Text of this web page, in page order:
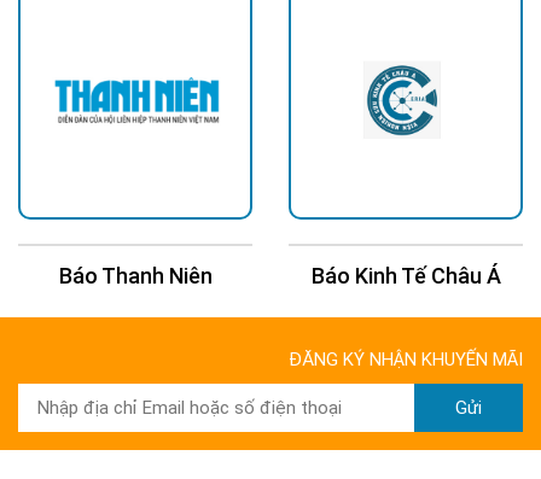
Báo Thanh Niên Báo Kinh Tế Châu Á
ĐĂNG KÝ NHẬN KHUYẾN MÃI
Gửi